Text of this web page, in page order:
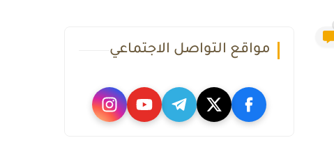
مواقع التواصل الاجتماعي